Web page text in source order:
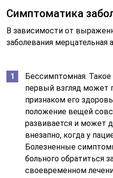
Симптоматика
В зависимости от
заболевания
Бессимптомная. Такое
первый взгляд может
признаком его
положение вещей
развивается и может
внезапно, когда у
Болезненные
больного обратиться
своевременном